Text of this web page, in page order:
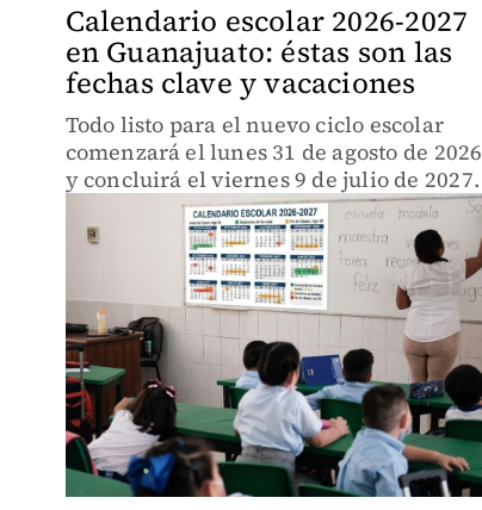
Calendario escolar 2026-2027
en Guanajuato: éstas son las
fechas clave y vacaciones
Todo listo para el nuevo ciclo escolar
comenzará el lunes 31 de agosto de 2026
y concluirá el viernes 9 de julio de 2027.